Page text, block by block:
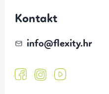
Kontakt
info@flexity.hr